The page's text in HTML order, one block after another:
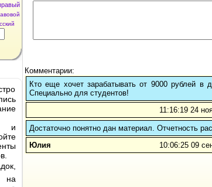
и
на
Комментарии:
Кто еще хочет зарабатывать от 9000 рублей в
Cпециально для студентов!
11:16:19 24
Достаточно понятно дан материал. Отчетность
Юлия
10:06:25 09